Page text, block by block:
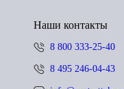
Наши контакты
8 800 333-25-40
8 495 246-04-43